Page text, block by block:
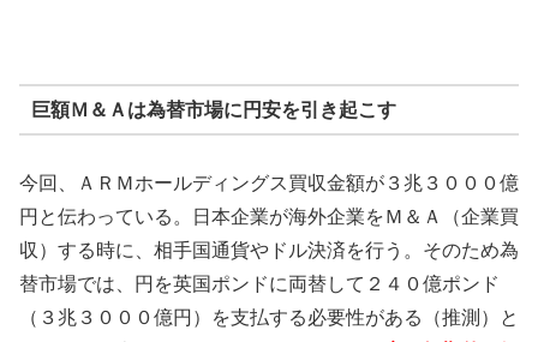
巨額Ｍ＆Ａは為替市場に円安を引き起こす
今回、ＡＲＭホールディングス買収金額が３兆３０００億
円と伝わっている。日本企業が海外企業をＭ＆Ａ（企業買
収）する時に、相手国通貨やドル決済を行う。そのため為
替市場では、円を英国ポンドに両替して２４０億ポンド
（３兆３０００億円）を支払する必要性がある（推測）と